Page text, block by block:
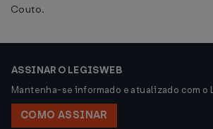
Couto.
ASSINAR O LEGISWEB
Mantenha-se informado e atualizado com o
COMO ASSINAR